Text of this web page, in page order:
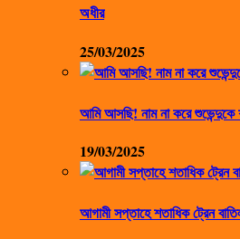
অধীর
25/03/2025
আমি আসছি! নাম না করে শুভেন্দুকে
19/03/2025
আগামী সপ্তাহে শতাধিক ট্রেন